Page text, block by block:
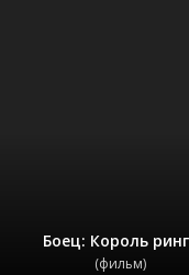
Боец: Король
(фильм)